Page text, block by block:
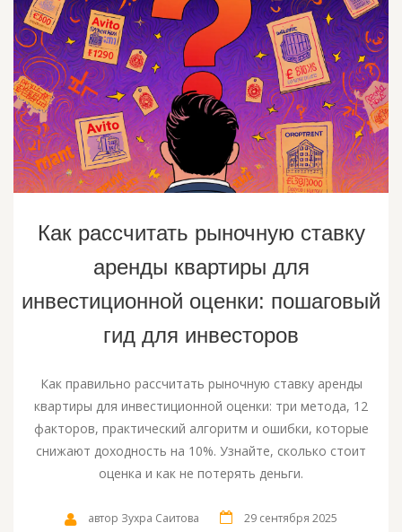
Как рассчитать рыночную ставку
аренды квартиры для
инвестиционной оценки: пошаговый
гид для инвесторов
Как правильно рассчитать рыночную ставку аренды
квартиры для инвестиционной оценки: три метода, 12
факторов, практический алгоритм и ошибки, которые
снижают доходность на 10%. Узнайте, сколько стоит
оценка и как не потерять деньги.
автор Зухра Саитова
29 сентября 2025